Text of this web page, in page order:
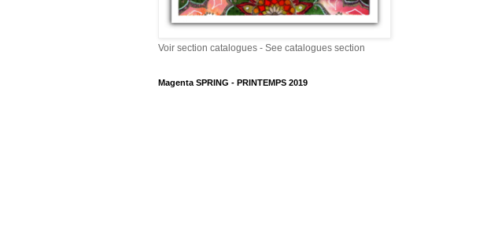
Voir section catalogues - See catalogues section
Magenta SPRING - PRINTEMPS 2019